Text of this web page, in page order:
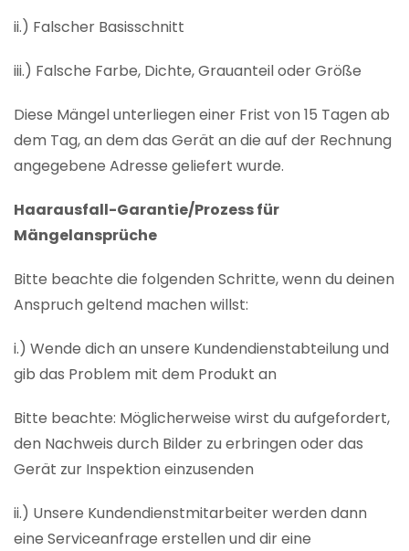
ii.) Falscher Basisschnitt
iii.) Falsche Farbe, Dichte, Grauanteil oder Größe
Diese Mängel unterliegen einer Frist von 15 Tagen ab
dem Tag, an dem das Gerät an die auf der Rechnung
angegebene Adresse geliefert wurde.
Haarausfall-Garantie/Prozess für
Mängelansprüche
Bitte beachte die folgenden Schritte, wenn du deinen
Anspruch geltend machen willst:
i.) Wende dich an unsere Kundendienstabteilung und
gib das Problem mit dem Produkt an
Bitte beachte: Möglicherweise wirst du aufgefordert,
den Nachweis durch Bilder zu erbringen oder das
Gerät zur Inspektion einzusenden
ii.) Unsere Kundendienstmitarbeiter werden dann
eine Serviceanfrage erstellen und dir eine